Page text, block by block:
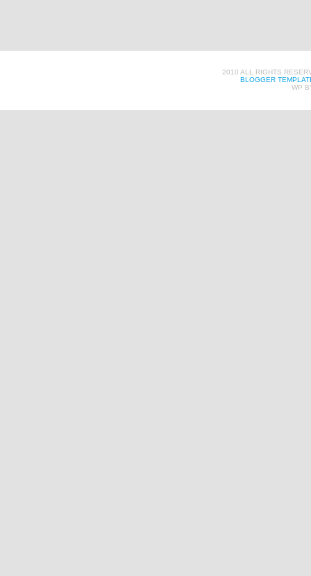
2010 ALL RIGHTS
BLOGGER
WP